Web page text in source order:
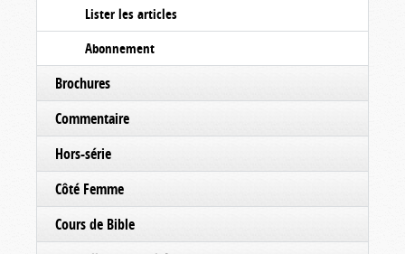
Lister les articles
Abonnement
Brochures
Commentaire
Hors-série
Côté Femme
Cours de Bible